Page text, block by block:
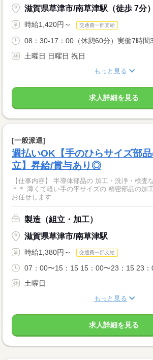
滋賀県草津市/南草津駅（徒歩 7分）
時給1,420円～ 交通費一部支給
08：30-17：00（休憩60分）実働7時間
土曜日 日曜日 祝日
もっと見る
求人詳細を見る
[一般派遣]
週払いOK【手のひらサイズ部
立】昇給/賞与あり◎
【仕事内容】 半導体部品の 加工・洗浄・検査など ＊＊具体的
＊＊ 薄くて軽い手の平サイズの 精密部品の加工・洗浄・検査業務を
お任せします...
製造（組立・加工）
滋賀県草津市/南草津駅
時給1,380円～ 交通費一部支給
07：00〜15：15 15：00〜23：15 23：
土曜日
もっと見る
求人詳細を見る